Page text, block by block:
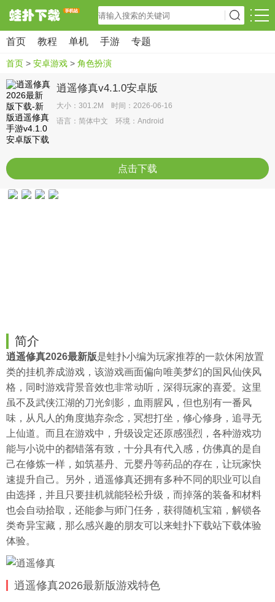
首页 教程 单机 手游 专题
首页 > 安卓游戏 > 角色扮演
逍遥修真v4.1.0安卓版
大小：301.2M 时间：2026-06-16
语言：简体中文 环境：Android
点击下载
简介
逍遥修真2026最新版是蛙扑小编为玩家推荐的一款休闲放置
类的挂机养成游戏，该游戏画面偏向唯美梦幻的国风仙侠风
格，同时游戏背景音效也非常动听，深得玩家的喜爱。这里
虽不及武侠江湖的刀光剑影，血雨腥风，但也别有一番风
味，从凡人的角度抛弃杂念，冥想打坐，修心修身，追寻无
上仙道。而且在游戏中，升级设定还原感强烈，各种游戏功
能与小说中的都错落有致，十分具有代入感，仿佛真的是自
己在修炼一样，如筑基丹、元婴丹等药品的存在，让玩家快
速提升自己。另外，逍遥修真还拥有多种不同的职业可以自
由选择，并且只要挂机就能轻松升级，而掉落的装备和材料
也会自动拾取，还能参与师门任务，获得随机宝箱，解锁各
类奇异宝藏，那么感兴趣的朋友可以来蛙扑下载站下载体验
体验。
逍遥修真2026最新版游戏特色